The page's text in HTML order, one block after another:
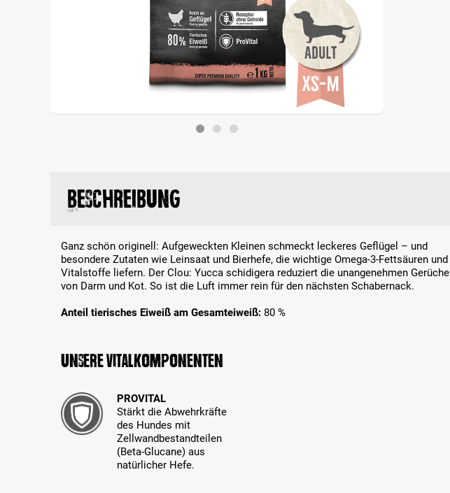
Beschreibung
Ganz schön originell: Aufgeweckten Kleinen schmeckt leckeres Geflügel – und
besondere Zutaten wie Leinsaat und Bierhefe, die wichtige Omega-3-Fettsäuren und
Vitalstoffe liefern. Der Clou: Yucca schidigera reduziert die unangenehmen Gerüche
von Darm und Kot. So ist die Luft immer rein für den nächsten Schabernack.
Anteil tierisches Eiweiß am Gesamteiweiß: 80 %
Unsere Vitalkomponenten
PROVITAL
Stärkt die Abwehrkräfte
des Hundes mit
Zellwandbestandteilen
(Beta-Glucane) aus
natürlicher Hefe.